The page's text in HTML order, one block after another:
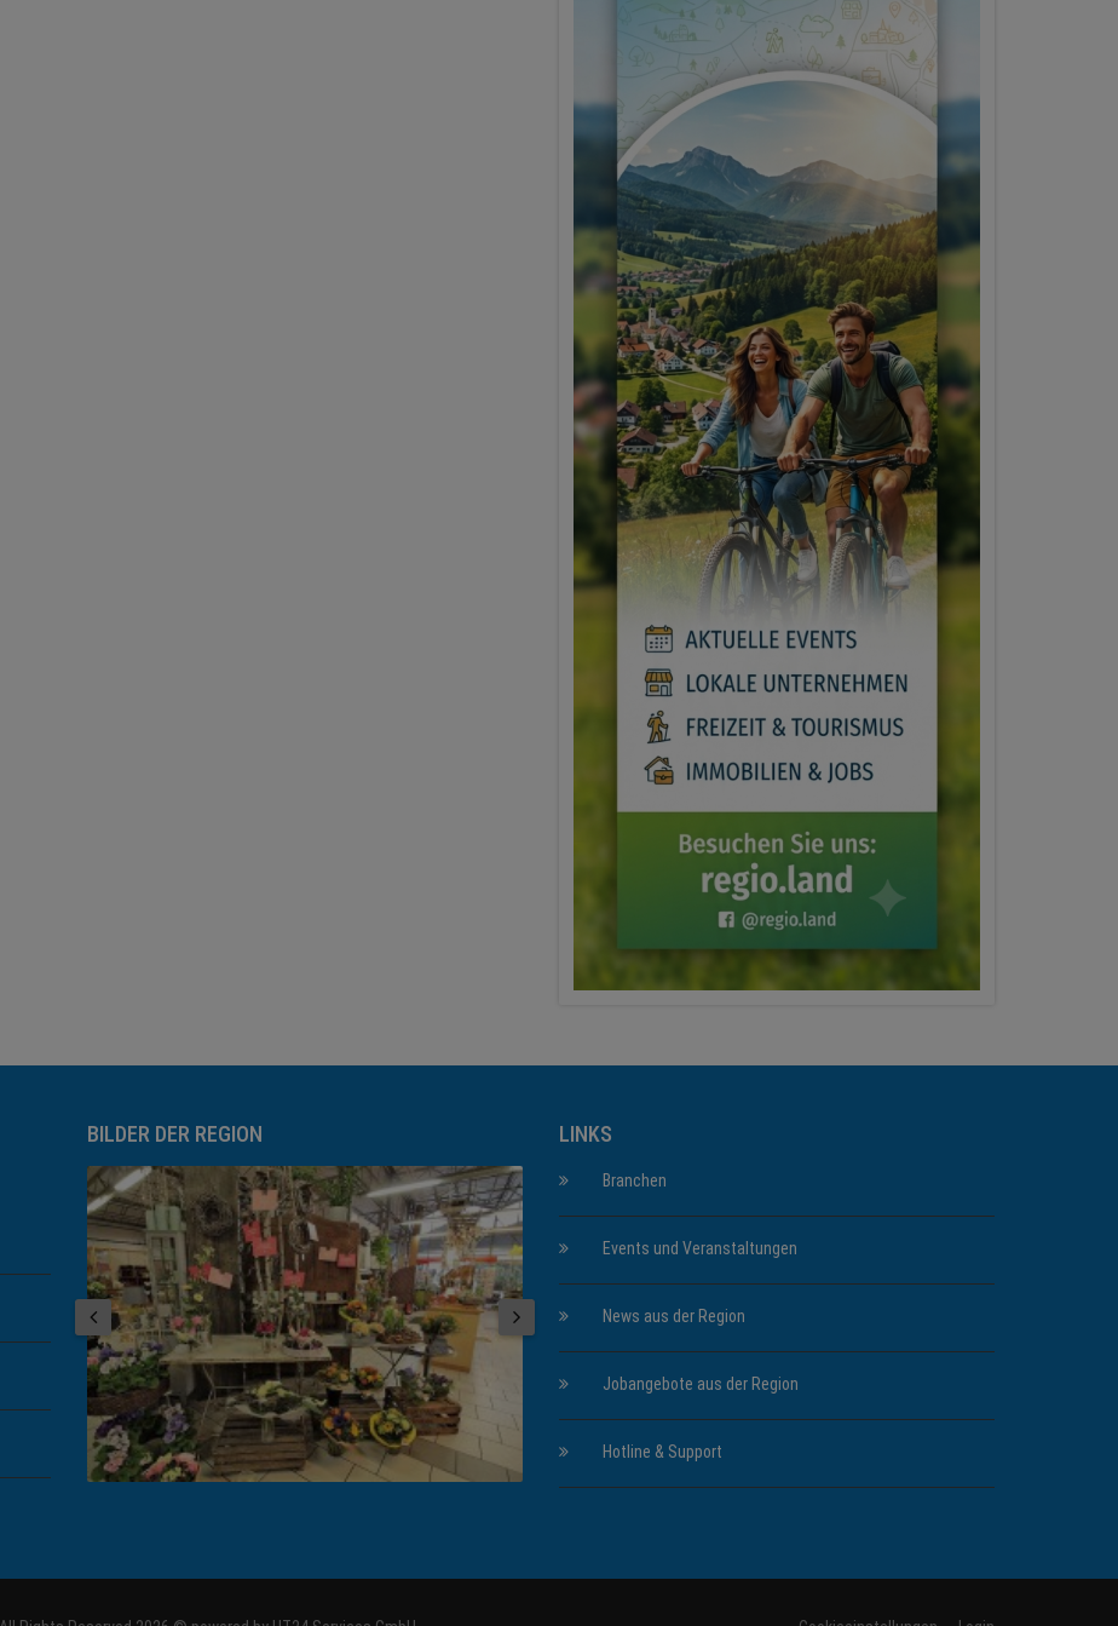
BILDER DER REGION LINKS
Branchen
Events und Veranstaltungen
News aus der Region
Jobangebote aus der Region
Hotline & Support